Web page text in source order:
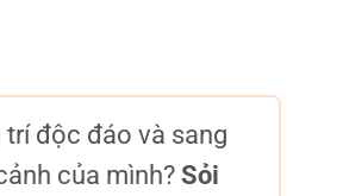
độc đáo và sang
của mình?Sỏi